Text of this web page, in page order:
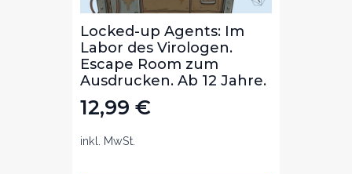
Locked-up Agents: Im
Labor des Virologen.
Escape Room zum
Ausdrucken. Ab 12 Jahre.
12,99 €
inkl. MwSt.